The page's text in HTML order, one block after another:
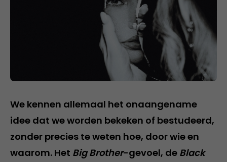
We kennen allemaal het onaangename
idee dat we worden bekeken of bestudeerd,
zonder precies te weten hoe, door wie en
waarom. Het Big Brother-gevoel, de Black